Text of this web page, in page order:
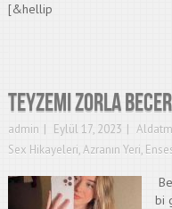
[&hellip
Teyzemi zorla
admin Eylül 17, 2023
Sex Hikayeleri,Azranın Yeri,
bi